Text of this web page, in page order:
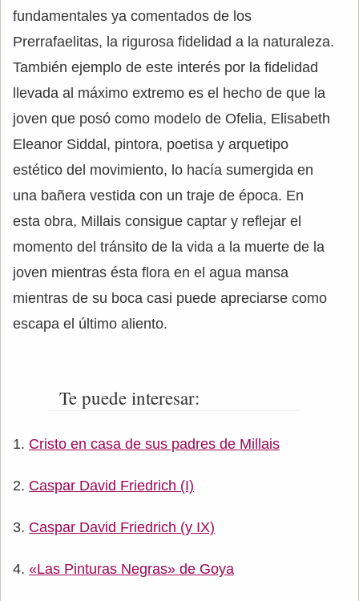
fundamentales ya comentados de los
Prerrafaelitas, la rigurosa fidelidad a la naturaleza.
También ejemplo de este interés por la fidelidad
llevada al máximo extremo es el hecho de que la
joven que posó como modelo de Ofelia, Elisabeth
Eleanor Siddal, pintora, poetisa y arquetipo
estético del movimiento, lo hacía sumergida en
una bañera vestida con un traje de época. En
esta obra, Millais consigue captar y reflejar el
momento del tránsito de la vida a la muerte de la
joven mientras ésta flora en el agua mansa
mientras de su boca casi puede apreciarse como
escapa el último aliento.
Te puede interesar:
Cristo en casa de sus padres de Millais
Caspar David Friedrich (I)
Caspar David Friedrich (y IX)
«Las Pinturas Negras» de Goya